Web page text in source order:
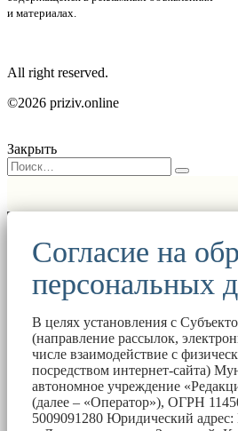
и материалах.
All right reserved.
©2026 priziv.online
Закрыть
Согласие на
персональных
В целях установления с
(направление рассылок,
числе взаимодействие с
посредством интернет-сайта)
автономное учреждение
(далее – «Оператор»), ОГРН
5009091280 Юридический адрес: